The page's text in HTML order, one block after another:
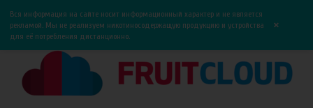
0
Вся информация на сайте носит информационный характер и не является
рекламой. Мы не реализуем никотиносодержащую продукцию и устройства
для её потребления дистанционно.
×